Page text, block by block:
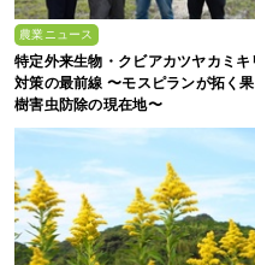
農業ニュース
特定外来生物・クビアカツヤカミキ
対策の最前線 〜モスピランが拓く果
樹害虫防除の現在地〜